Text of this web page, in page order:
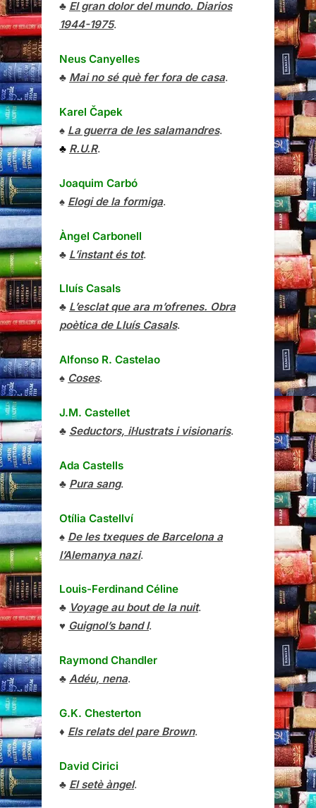
♣ El gran dolor del mundo. Diarios
1944-1975.
Neus Canyelles
♣ Mai no sé què fer fora de casa.
Karel Čapek
♠ La guerra de les salamandres.
♣ R.U.R.
Joaquim Carbó
♠ Elogi de la formiga.
Àngel Carbonell
♣ L’instant és tot.
Lluís Casals
♣ L’esclat que ara m’ofrenes. Obra
poètica de Lluís Casals.
Alfonso R. Castelao
♠ Coses.
J.M. Castellet
♣ Seductors, il·lustrats i visionaris.
Ada Castells
♣ Pura sang.
Otília Castellví
♠ De les txeques de Barcelona a
l’Alemanya nazi.
Louis-Ferdinand Céline
♣ Voyage au bout de la nuit.
♥ Guignol’s band I.
Raymond Chandler
♣ Adéu, nena.
G.K. Chesterton
♦ Els relats del pare Brown.
David Cirici
♣ El setè àngel.